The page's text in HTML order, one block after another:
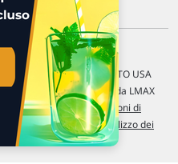
di 15 min. / MERCATO USA
Quotazioni fornite da LMAX
delle nostreCondizioni di
sulla privacye dell'Utilizzo dei